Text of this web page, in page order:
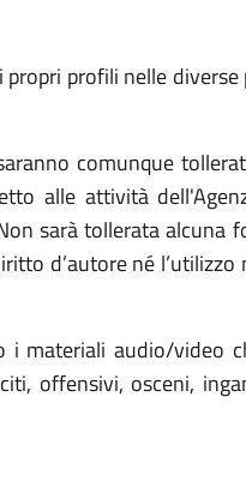
profili nelle
comunque
alle attività
sarà tollerata alcuna
d’autore né
materiali audio/video
offensivi, osceni,